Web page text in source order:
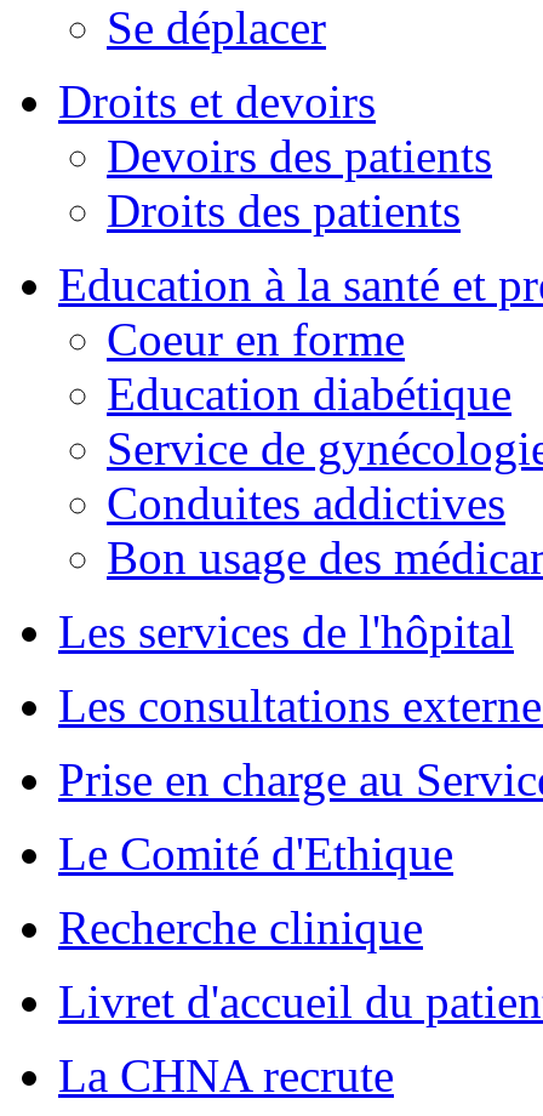
Se déplacer
Droits et devoirs
Devoirs des patients
Droits des patients
Education à la santé et
Coeur en forme
Education diabétique
Service de
Conduites addictives
Bon usage des
Les services de l'hôpital
Les consultations
Prise en charge au
Le Comité d'Ethique
Recherche clinique
Livret d'accueil du
La CHNA recrute